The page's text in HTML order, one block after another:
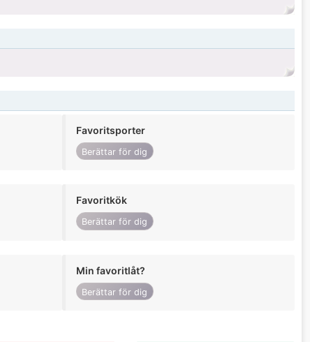
Favoritsporter
Berättar för dig
Favoritkök
Berättar för dig
Min favoritlåt?
Berättar för dig